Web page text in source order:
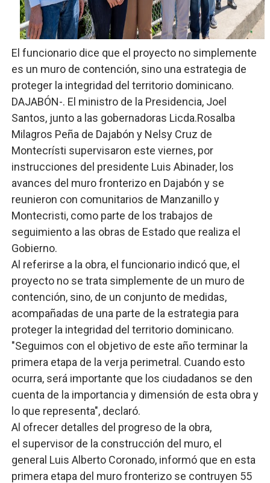
DGPCF: 55 años sembrando desarrollo y
Operativo interagencial frena delitos ambientales y
-Propeep y Gestión Presidencial encabezan entrega
Ministerio de Defensa siembra esperanza y protege
MICM y CECCOM retienen 213,355 galones de
Bienes Nacionales recauda más de RD 57 millones en
El funcionario dice que el proyecto no simplemente
es un muro de contención, sino una estrategia de
proteger la integridad del territorio dominicano.
DAJABÓN-. El ministro de la Presidencia, Joel
Santos, junto a las gobernadoras Licda.Rosalba
Milagros Peña de Dajabón y Nelsy Cruz de
Montecrísti supervisaron este viernes, por
instrucciones del presidente Luis Abinader, los
avances del muro fronterizo en Dajabón y se
reunieron con comunitarios de Manzanillo y
Montecristi, como parte de los trabajos de
seguimiento a las obras de Estado que realiza el
Gobierno.
Al referirse a la obra, el funcionario indicó que, el
proyecto no se trata simplemente de un muro de
contención, sino, de un conjunto de medidas,
acompañadas de una parte de la estrategia para
proteger la integridad del territorio dominicano.
"Seguimos con el objetivo de este año terminar la
primera etapa de la verja perimetral. Cuando esto
ocurra, será importante que los ciudadanos se den
cuenta de la importancia y dimensión de esta obra y
lo que representa", declaró.
Al ofrecer detalles del progreso de la obra,
el supervisor de la construcción del muro, el
general Luis Alberto Coronado, informó que en esta
primera etapa del muro fronterizo se contruyen 55